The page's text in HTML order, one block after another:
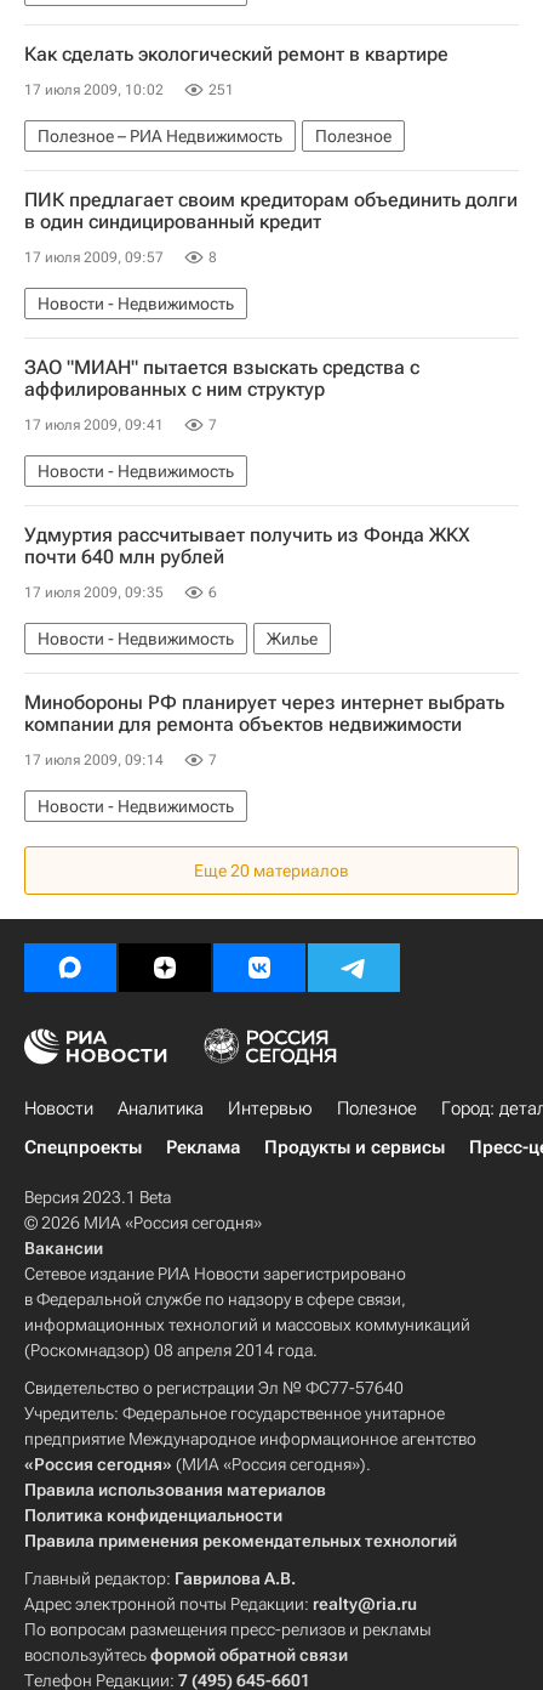
Как сделать экологический ремонт в квартире
17 июля 2009, 10:02 251
Полезное – РИА Недвижимость Полезное
ПИК предлагает своим кредиторам объединить долги
в один синдицированный кредит
17 июля 2009, 09:57 8
Новости - Недвижимость
ЗАО "МИАН" пытается взыскать средства с
аффилированных с ним структур
17 июля 2009, 09:41 7
Новости - Недвижимость
Удмуртия рассчитывает получить из Фонда ЖКХ
почти 640 млн рублей
17 июля 2009, 09:35 6
Новости - Недвижимость Жилье
Минобороны РФ планирует через интернет выбрать
компании для ремонта объектов недвижимости
17 июля 2009, 09:14 7
Новости - Недвижимость
Еще 20 материалов
Новости Аналитика Интервью Полезное
Город:
Спецпроекты
Реклама Продукты и сервисы Пресс-
Версия 2023.1 Beta
© 2026 МИА «Россия сегодня»
Вакансии
Сетевое издание РИА Новости зарегистрировано
в Федеральной службе по надзору в сфере связи,
информационных технологий и массовых коммуникаций
(Роскомнадзор) 08 апреля 2014 года.
Свидетельство о регистрации Эл № ФС77-57640
Учредитель: Федеральное государственное унитарное
предприятие Международное информационное агентство
«Россия сегодня» (МИА «Россия сегодня»).
Правила использования материалов
Политика конфиденциальности
Правила применения рекомендательных технологий
Главный редактор: Гаврилова А.В.
Адрес электронной почты Редакции: realty@ria.ru
По вопросам размещения пресс-релизов и рекламы
воспользуйтесьформой обратной связи
Телефон Редакции: 7 (495) 645-6601